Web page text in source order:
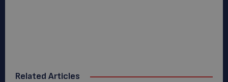
Related Articles